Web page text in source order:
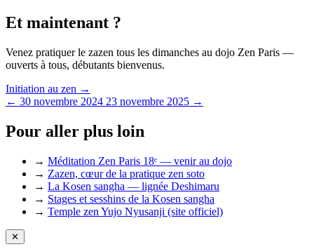
Et maintenant ?
Venez pratiquer le zazen tous les dimanches au dojo Zen Paris —
ouverts à tous, débutants bienvenus.
Initiation au zen →
← 30 novembre 2024 23 novembre 2025 →
Pour aller plus loin
→ Méditation Zen Paris 18ᵉ — venir au dojo
→ Zazen, cœur de la pratique zen soto
→ La Kosen sangha — lignée Deshimaru
→ Stages et sesshins de la Kosen sangha
→ Temple zen Yujo Nyusanji (site officiel)
✕